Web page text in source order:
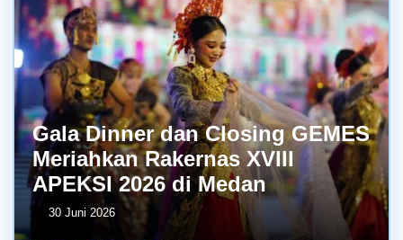
Gala Dinner dan Closing GEMES
Meriahkan Rakernas XVIII
APEKSI 2026 di Medan
30 Juni 2026